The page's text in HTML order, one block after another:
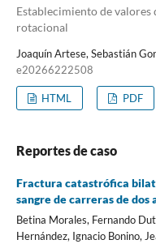
Establecimiento de
rotacional
Joaquín Artese, Sebastián
e20266222508
HTML PDF
Reportes de caso
Fractura catastrófica
sangre de carreras de dos
Betina Morales, Fernando
Hernández, Ignacio Bonino,